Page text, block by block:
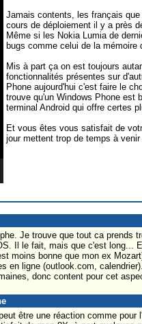
Jamais contents, les français
cours de déploiement il y a près
Même si les Nokia Lumia de
bugs comme celui de la mémoire
Mis à part ça on est toujours
fonctionnalités présentes sur
Phone aujourd'hui c'est faire le
trouve qu'un Windows Phone est
terminal Android qui offre certes
Et vous êtes vous satisfait de
jour mettent trop de temps à venir
Je trouve que tout ca prends
Il le fait, mais que c'est long...
moins bonne que mon ex
en ligne (outlook.com,
donc content pour cet
être une réaction comme pour